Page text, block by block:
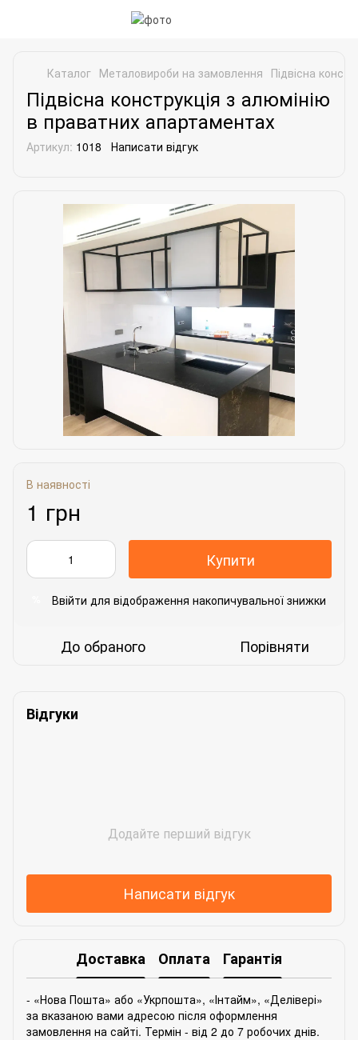
Каталог Металовироби на замовлення Підвісна
Підвісна конструкція з алюмінію
в праватних апартаментах
Артикул: 1018 Написати відгук
В наявності
1 грн
Купити
Ввійти для відображення накопичувальної знижки
До обраного Порівняти
Відгуки
Додайте перший відгук
Написати відгук
Доставка Оплата Гарантія
- «Нова Пошта» або «Укрпошта», «Інтайм», «Делівері»
за вказаною вами адресою після оформлення
замовлення на сайті. Термін - від 2 до 7 робочих днів.